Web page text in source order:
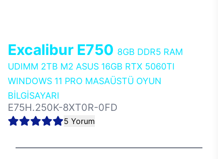
Excalibur E750 8GB DDR5 RAM
UDIMM 2TB M2 ASUS 16GB RTX 5060TI
WINDOWS 11 PRO MASAÜSTÜ OYUN
BİLGİSAYARI
E75H.250K-8XT0R-0FD
5 Yorum